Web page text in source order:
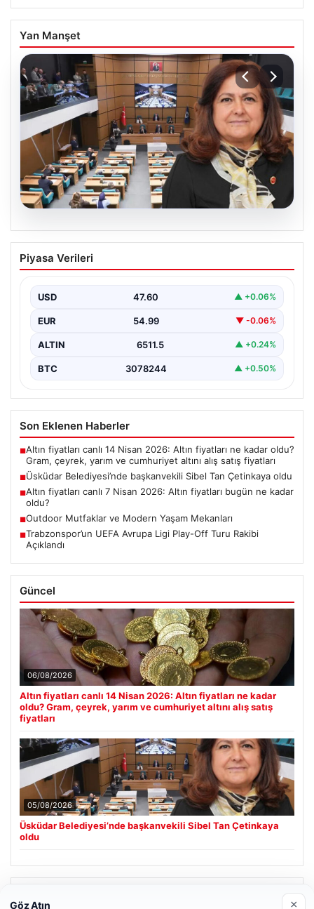
Yan Manşet
Üsküdar Belediyesi’nde başkanvekili
Sibel Tan Çetinkaya oldu
Piyasa Verileri
USD 47.60 ▲ +0.06%
EUR 54.99 ▼ -0.06%
ALTIN 6511.5 ▲ +0.24%
BTC 3078244 ▲ +0.50%
Son Eklenen Haberler
■Altın fiyatları canlı 14 Nisan 2026: Altın fiyatları ne kadar oldu?
Gram, çeyrek, yarım ve cumhuriyet altını alış satış fiyatları
■Üsküdar Belediyesi’nde başkanvekili Sibel Tan Çetinkaya oldu
■Altın fiyatları canlı 7 Nisan 2026: Altın fiyatları bugün ne kadar
oldu?
■Outdoor Mutfaklar ve Modern Yaşam Mekanları
■Trabzonspor’un UEFA Avrupa Ligi Play-Off Turu Rakibi
Açıklandı
Güncel
06/08/2026
Altın fiyatları canlı 14 Nisan 2026: Altın fiyatları ne kadar
oldu? Gram, çeyrek, yarım ve cumhuriyet altını alış satış
fiyatları
05/08/2026
Üsküdar Belediyesi’nde başkanvekili Sibel Tan Çetinkaya
oldu
Göz Atın ×